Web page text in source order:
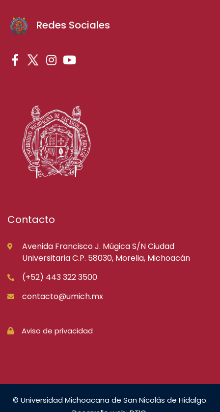
Redes Sociales
Contacto
Avenida Francisco J. Múgica S/N Ciudad
Universitaria C.P. 58030, Morelia, Michoacán
(+52) 443 322 3500
contacto@umich.mx
Aviso de privacidad
© Universidad Michoacana de San Nicolás de Hidalgo.